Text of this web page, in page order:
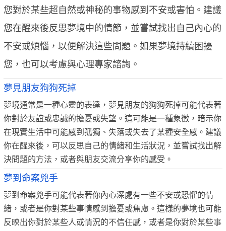
您對於某些超自然或神秘的事物感到不安或害怕。建議
您在醒來後反思夢境中的情節，並嘗試找出自己內心的
不安或煩惱，以便解決這些問題。如果夢境持續困擾
您，也可以考慮與心理專家諮詢。
夢見朋友狗狗死掉
夢境通常是一種心靈的表達，夢見朋友的狗狗死掉可能代表著
你對於友誼或忠誠的擔憂或失望。這可能是一種象徵，暗示你
在現實生活中可能感到孤獨、失落或失去了某種安全感。建議
你在醒來後，可以反思自己的情緒和生活狀況，並嘗試找出解
決問題的方法，或者與朋友交流分享你的感受。
夢到命案兇手
夢到命案兇手可能代表著你內心深處有一些不安或恐懼的情
緒，或者是你對某些事情感到擔憂或焦慮。這樣的夢境也可能
反映出你對於某些人或情況的不信任感，或者是你對於某些事